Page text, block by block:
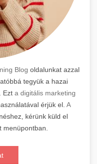
Blog oldalunkat azzal
tegyük a hazai
. Ezt a digitális marketing
érjük el. A
kérünk küld el
menüpontban.